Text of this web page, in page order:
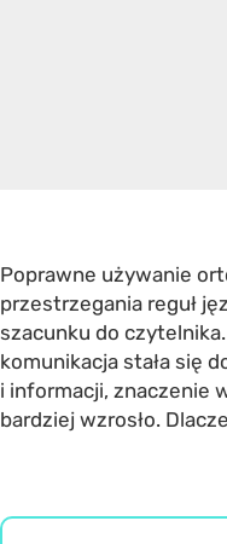
Poprawne używanie
przestrzegania reguł
szacunku do
komunikacja stała się
i informacji, znaczenie
bardziej wzrosło.